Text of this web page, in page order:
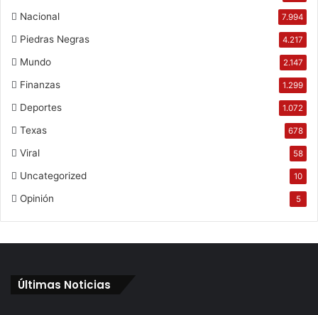
Nacional 7.994
Piedras Negras 4.217
Mundo 2.147
Finanzas 1.299
Deportes 1.072
Texas 678
Viral 58
Uncategorized 10
Opinión 5
Últimas Noticias